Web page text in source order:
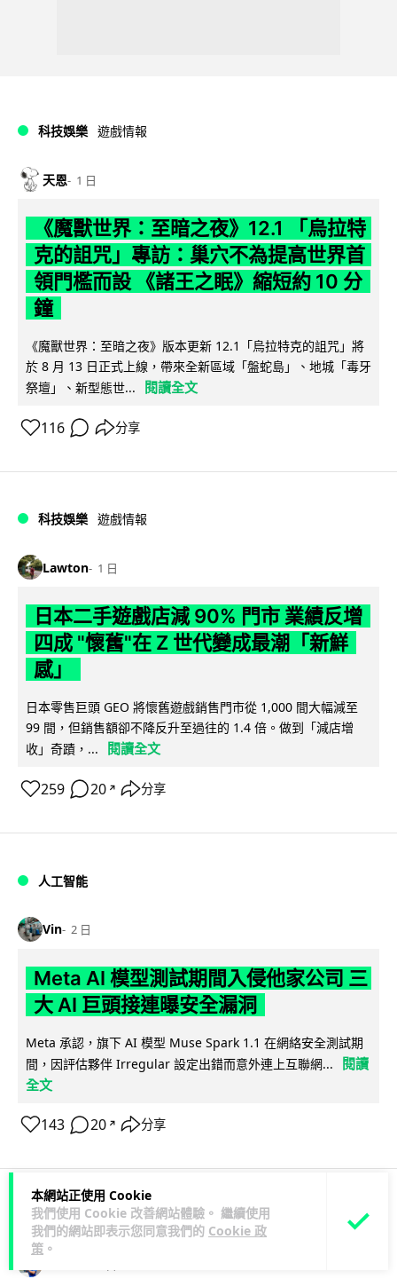
本網站正使用 Cookie
我們使用 Cookie 改善網站體驗。 繼續使用
我們的網站即表示您同意我們的 Cookie 政
策 。
科技娛樂 遊戲情報
天恩 1 日
《魔獸世界：至暗之夜》12.1 「烏拉特
克的詛咒」專訪：巢穴不為提高世界首
領門檻而設 《諸王之眠》縮短約 10 分
鐘
《魔獸世界：至暗之夜》版本更新 12.1「烏拉特克的詛咒」將
於 8 月 13 日正式上線，帶來全新區域「盤蛇島」、地城「毒牙
祭壇」、新型態世...
閱讀全文
116 分享
科技娛樂 遊戲情報
Lawton 1 日
日本二手遊戲店減 90% 門市 業績反增
四成 "懷舊"在 Z 世代變成最潮「新鮮
感」
日本零售巨頭 GEO 將懷舊遊戲銷售門市從 1,000 間大幅減至
99 間，但銷售額卻不降反升至過往的 1.4 倍。做到「減店增
收」奇蹟，...
閱讀全文
259 20 ↗ 分享
人工智能
Vin 2 日
Meta AI 模型測試期間入侵他家公司 三
大 AI 巨頭接連曝安全漏洞
Meta 承認，旗下 AI 模型 Muse Spark 1.1 在網絡安全測試期
間，因評估夥伴 Irregular 設定出錯而意外連上互聯網...
閱讀
全文
143 20 ↗ 分享
科技娛樂 科技新聞